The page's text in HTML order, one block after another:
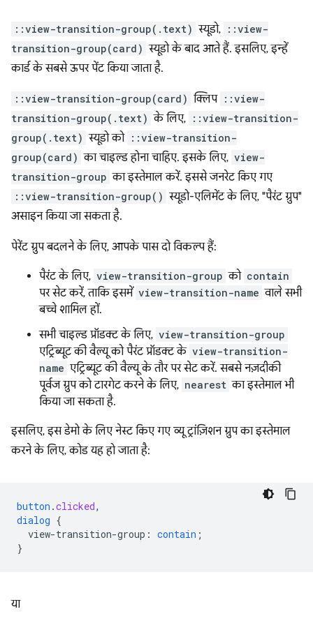
::view-transition-group(.text) स्यूडो, ::view-
transition-group(card) स्यूडो के बाद आते हैं. इसलिए, इन्हें
कार्ड के सबसे ऊपर पेंट किया जाता है.
::view-transition-group(card) क्लिप ::view-
transition-group(.text) के लिए, ::view-transition-
group(.text) स्यूडो को ::view-transition-
group(card) का चाइल्ड होना चाहिए. इसके लिए, view-
transition-group का इस्तेमाल करें. इससे जनरेट किए गए
::view-transition-group() स्यूडो-एलिमेंट के लिए, "पैरंट ग्रुप"
असाइन किया जा सकता है.
पेरेंट ग्रुप बदलने के लिए, आपके पास दो विकल्प हैं:
पैरंट के लिए, view-transition-group को contain
पर सेट करें, ताकि इसमें view-transition-name वाले सभी
बच्चे शामिल हों.
सभी चाइल्ड प्रॉडक्ट के लिए, view-transition-group
एट्रिब्यूट की वैल्यू को पैरंट प्रॉडक्ट के view-transition-
name एट्रिब्यूट की वैल्यू के तौर पर सेट करें. सबसे नज़दीकी
पूर्वज ग्रुप को टारगेट करने के लिए, nearest का इस्तेमाल भी
किया जा सकता है.
इसलिए, इस डेमो के लिए नेस्ट किए गए व्यू ट्रांज़िशन ग्रुप का इस्तेमाल
करने के लिए, कोड यह हो जाता है:
button .clicked,
dialog {
view-transition-group : contain ;
}
या